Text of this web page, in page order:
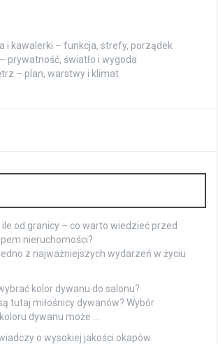
i kawalerki – funkcja, strefy, porządek
prywatność, światło i wygoda
– plan, warstwy i klimat
ile od granicy – co warto wiedzieć przed
nieruchomości?
z najważniejszych wydarzeń w życiu
kolor dywanu do salonu?
tutaj miłośnicy dywanów? Wybór
dywanu może …
o wysokiej jakości okapów